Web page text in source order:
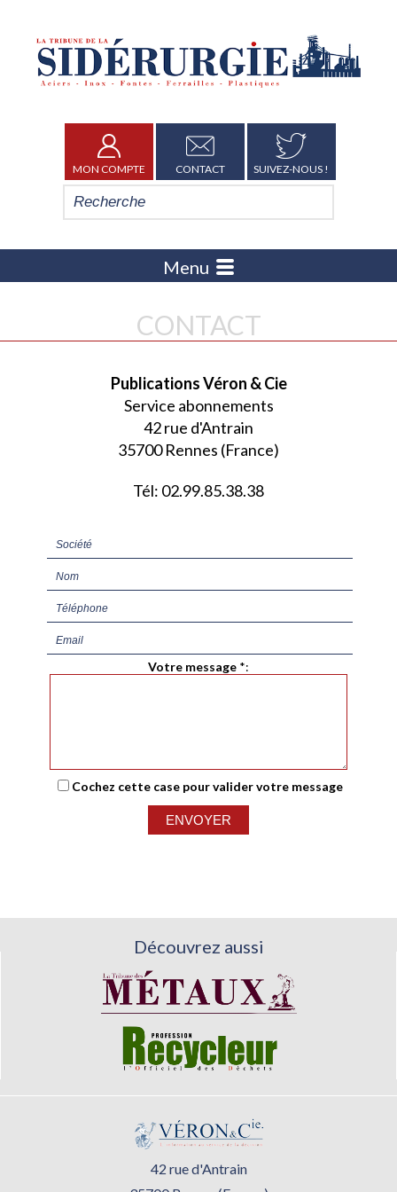
MON COMPTE CONTACT SUIVEZ-NOUS !
Menu
CONTACT
Publications Véron & Cie
Service abonnements
42 rue d'Antrain
35700 Rennes (France)
Tél: 02.99.85.38.38
Votre message *:
Cochez cette case pour valider votre message
Découvrez aussi
42 rue d'Antrain